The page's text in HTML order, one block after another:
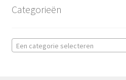
Categorieën
Een categorie selecteren